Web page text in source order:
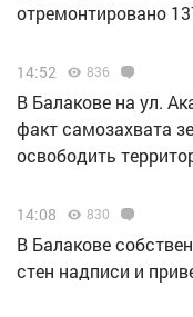
отремонтировано
14:52 836
В Балакове на ул.
факт самозахвата
освободить
14:08 830
В Балакове
стен надписи и